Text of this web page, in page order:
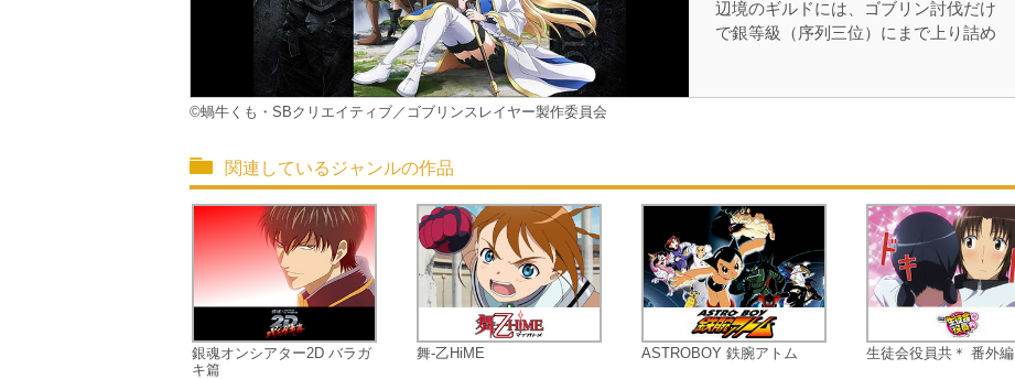
辺境のギルドには、ゴブリン討伐だけ
で銀等級（序列三位）にまで上り詰め
いく。そんな彼に振り回される女神
官、感謝する受付嬢、彼を待つ幼馴染
の牛飼娘。そんな、彼の噂を聞き、森
人（エルフ）の少女が依頼に現れた―
―。
©蝸牛くも・SBクリエイティブ／ゴブリンスレイヤー製作委員会
関連しているジャンルの作品
銀魂オンシアター2D バラガ
キ篇
舞-乙HiME ASTROBOY 鉄腕アトム 生徒会役員共＊ 番外編